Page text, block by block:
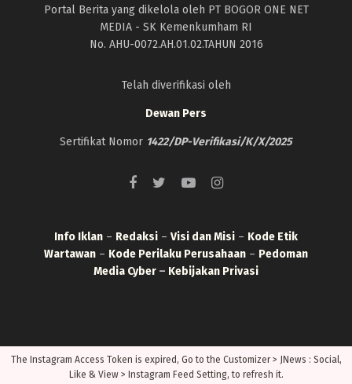
Portal Berita yang dikelola oleh PT BOGOR ONE NET
MEDIA - SK Kemenkumham RI
No. AHU-0072.AH.01.02.TAHUN 2016
Telah diverifikasi oleh
Dewan Pers
Sertifikat Nomor 1422/DP-Verifikasi/K/X/2025
Info Iklan – Redaksi – Visi dan Misi – Kode Etik
Wartawan – Kode Perilaku Perusahaan – Pedoman
Media Cyber – Kebijakan Privasi
The Instagram Access Token is expired, Go to the Customizer > JNews : Social,
Like & View > Instagram Feed Setting, to refresh it.